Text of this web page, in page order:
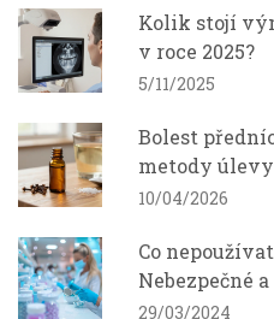
Kolik stojí
v roce 2025?
5/11/2025
Bolest
metody
10/04/2026
Co
Nebezpečné
29/03/2024